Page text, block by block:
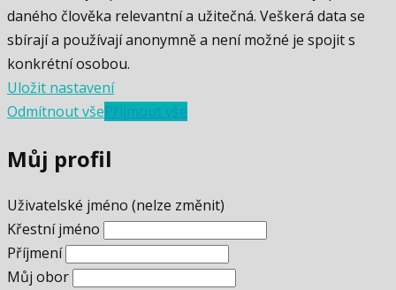
daného člověka relevantní a užitečná. Veškerá data se
sbírají a používají anonymně a není možné je spojit s
konkrétní osobou.
Uložit nastavení
Odmítnout všePřijmout vše
Můj profil
Uživatelské jméno (nelze změnit)
Křestní jméno
Příjmení
Můj obor